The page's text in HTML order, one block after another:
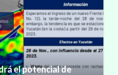
el potencial de